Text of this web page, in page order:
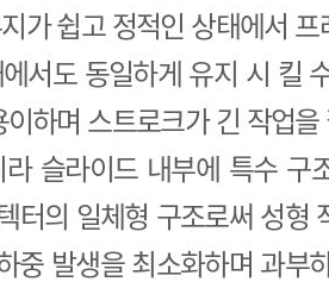
가 쉽고 정적인 상태에서
서도 동일하게 유지 시 킬
하며 스트로크가 긴 작업
슬라이드 내부에 특수 구
터의 일체형 구조로써 성형
중 발생을 최소화하며 과부